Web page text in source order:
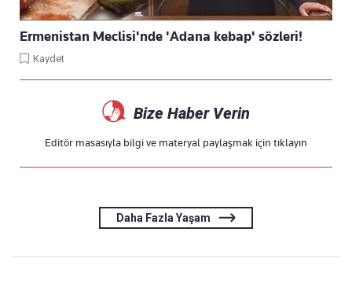
Ermenistan Meclisi'nde 'Adana kebap' sözleri!
Kaydet
Bize Haber Verin
Editör masasıyla bilgi ve materyal paylaşmak için tıklayın
Daha Fazla Yaşam